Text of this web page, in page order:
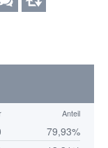
Anteil
79,93%